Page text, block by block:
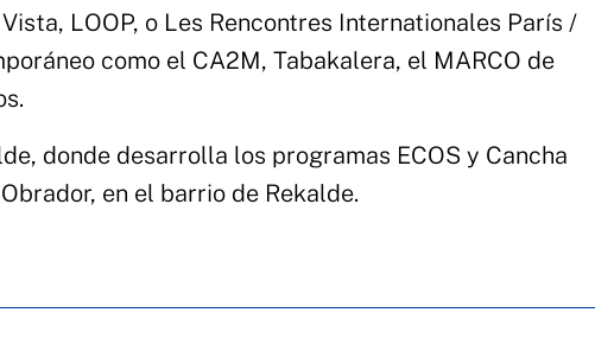
LOOP, o Les Rencontres Internationales París /
como el CA2M, Tabakalera, el MARCO de
donde desarrolla los programas ECOS y Cancha
en el barrio de Rekalde.